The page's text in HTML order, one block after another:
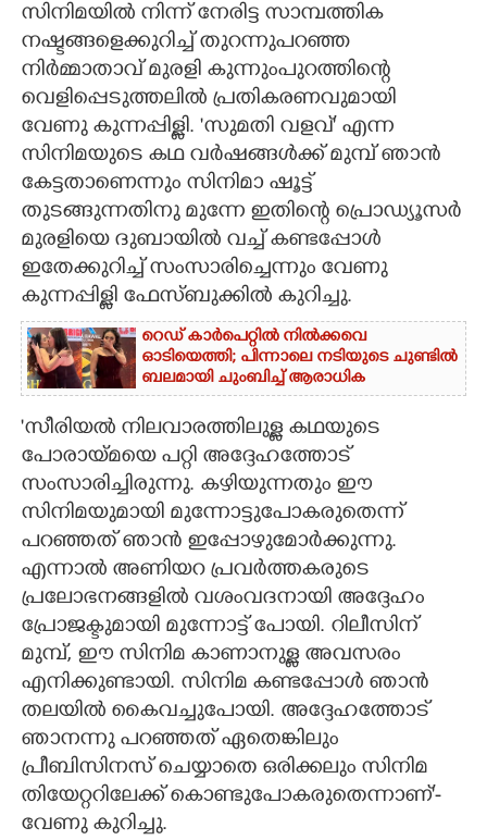
CARTOONS
LITERATURE
ZOOM
CONTACT US
സിനിമയിൽ നിന്ന് നേരിട്ട സാമ്പത്തിക
നഷ്ടങ്ങളെക്കുറിച്ച് തുറന്നുപറഞ്ഞ
നിർമ്മാതാവ് മുരളി കുന്നുംപുറത്തിന്റെ
വെളിപ്പെടുത്തലിൽ പ്രതികരണവുമായി
വേണു കുന്നപ്പിള്ളി. 'സുമതി വളവ്' എന്ന
സിനിമയുടെ കഥ വർഷങ്ങൾക്ക് മുമ്പ് ഞാൻ
കേട്ടതാണെന്നും സിനിമാ ഷൂട്ട്
തുടങ്ങുന്നതിനു മുന്നേ ഇതിന്റെ പ്രൊഡ്യൂസർ
മുരളിയെ ദുബായിൽ വച്ച് കണ്ടപ്പോൾ
ഇതേക്കുറിച്ച് സംസാരിച്ചെന്നും വേണു
കുന്നപ്പിള്ളി ഫേസ്ബുക്കിൽ കുറിച്ചു.
റെഡ് കാർപെറ്റിൽ നിൽക്കവെ
ഓടിയെത്തി; പിന്നാലെ നടിയുടെ ചുണ്ടിൽ
ബലമായി ചുംബിച്ച് ആരാധിക
'സീരിയൽ നിലവാരത്തിലുള്ള കഥയുടെ
പോരായ്മയെ പറ്റി അദ്ദേഹത്തോട്
സംസാരിച്ചിരുന്നു. കഴിയുന്നതും ഈ
സിനിമയുമായി മുന്നോട്ടുപോകരുതെന്ന്
പറഞ്ഞത് ഞാൻ ഇപ്പോഴുമോർക്കുന്നു.
എന്നാൽ അണിയറ പ്രവർത്തകരുടെ
പ്രലോഭനങ്ങളിൽ വശംവദനായി അദ്ദേഹം
പ്രോജക്ടുമായി മുന്നോട്ട് പോയി. റിലീസിന്
മുമ്പ്, ഈ സിനിമ കാണാനുള്ള അവസരം
എനിക്കുണ്ടായി. സിനിമ കണ്ടപ്പോൾ ഞാൻ
തലയിൽ കൈവച്ചുപോയി. അദ്ദേഹത്തോട്
ഞാനന്നു പറഞ്ഞത് ഏതെങ്കിലും
പ്രീബിസിനസ് ചെയ്യാതെ ഒരിക്കലും സിനിമ
തിയേറ്ററിലേക്ക് കൊണ്ടുപോകരുതെന്നാണ്'-
വേണു കുറിച്ചു.